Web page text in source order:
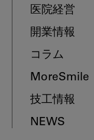
医院経営
開業情報
コラム
MoreSmile
技工情報
NEWS